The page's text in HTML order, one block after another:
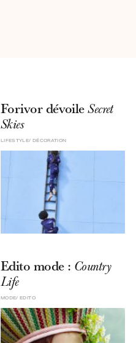
Forivor dévoileSecret
Skies
DÉCORATION
LIFESTYLE
Edito mode : Country
Life
EDITO
MODE